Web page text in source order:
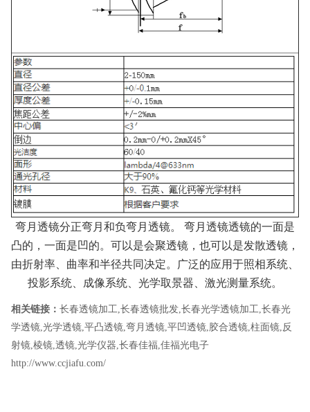
弯月透镜分正弯月和负弯月透镜。 弯月透镜透镜的一面是
凸的，一面是凹的。可以是会聚透镜，也可以是发散透镜，
由折射率、曲率和半径共同决定。广泛的应用于照相系统、
投影系统、成像系统、光学取景器、激光测量系统。
相关链接： 长春透镜加工 长春透镜批发, 长春光学透镜加工 长春光
学透镜, 光学透镜, 平凸透镜, 弯月透镜, 平凹透镜, 胶合透镜, 柱面镜, 反
射镜, 棱镜, 透镜, 光学仪器 长春佳福 佳福光电子
http://www.ccjiafu.com/